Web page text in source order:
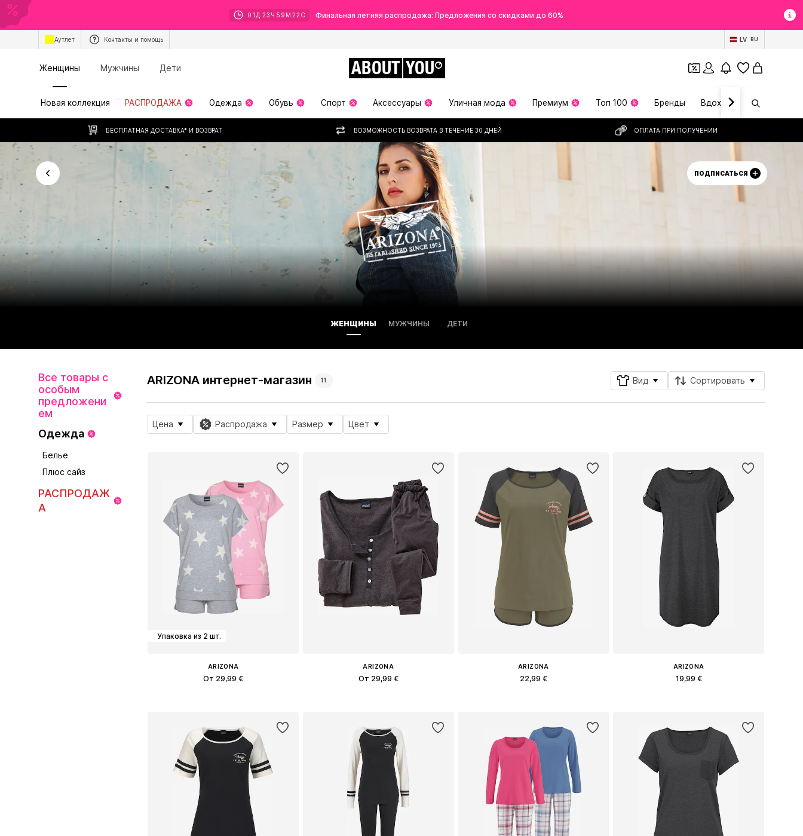
01 Д 23 Ч 59 М 21 С Финальная летняя распродажа: Предложения со скидками до 60%
Аутлет Контакты и помощь LV RU
Женщины Мужчины Дети ABOUT YOU
Новая коллекция РАСПРОДАЖА Одежда Обувь Спорт Аксессуары Уличная мода Премиум Топ 100 Бренды Вдохновение
БЕСПЛАТНАЯ ДОСТАВКА* И ВОЗВРАТ ВОЗМОЖНОСТЬ ВОЗВРАТА В ТЕЧЕНИЕ 30 ДНЕЙ ОПЛАТА ПРИ ПОЛУЧЕНИИ
ПОДПИСАТЬСЯ
ЖЕНЩИНЫ МУЖЧИНЫ ДЕТИ
Все товары с
особым
предложени
ем
Одежда
Белье
Плюс сайз
РАСПРОДАЖ
А
ARIZONA интернет-магазин 11 Вид Сортировать
Цена Распродажа Размер Цвет
Упаковка из 2 шт.
ARIZONA
От 29,99 €
ARIZONA
От 29,99 €
ARIZONA
22,99 €
ARIZONA
19,99 €